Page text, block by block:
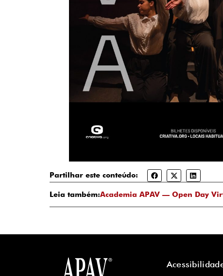
Partilhar este conteúdo:
Leia também:Academia APAV — Open Day